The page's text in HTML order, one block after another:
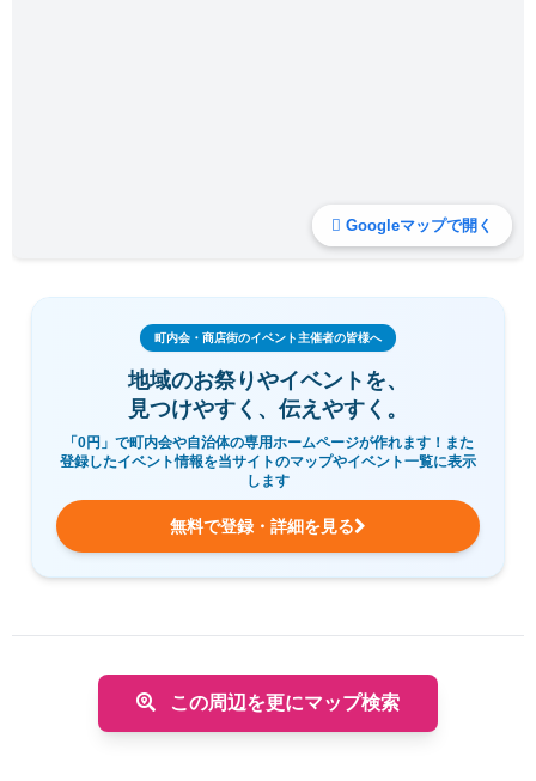
Googleマップで開く
町内会・商店街のイベント主催者の皆様へ
地域のお祭りやイベントを、
見つけやすく、伝えやすく。
「0円」で町内会や自治体の専用ホームページが作れます！また
登録したイベント情報を当サイトのマップやイベント一覧に表示
します
無料で登録・詳細を見る
この周辺を更にマップ検索